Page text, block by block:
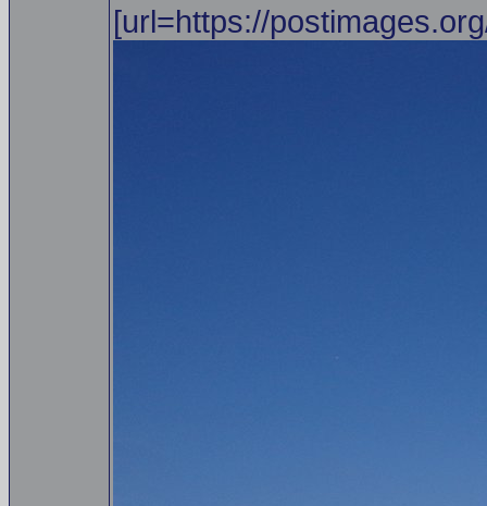
[url=https://